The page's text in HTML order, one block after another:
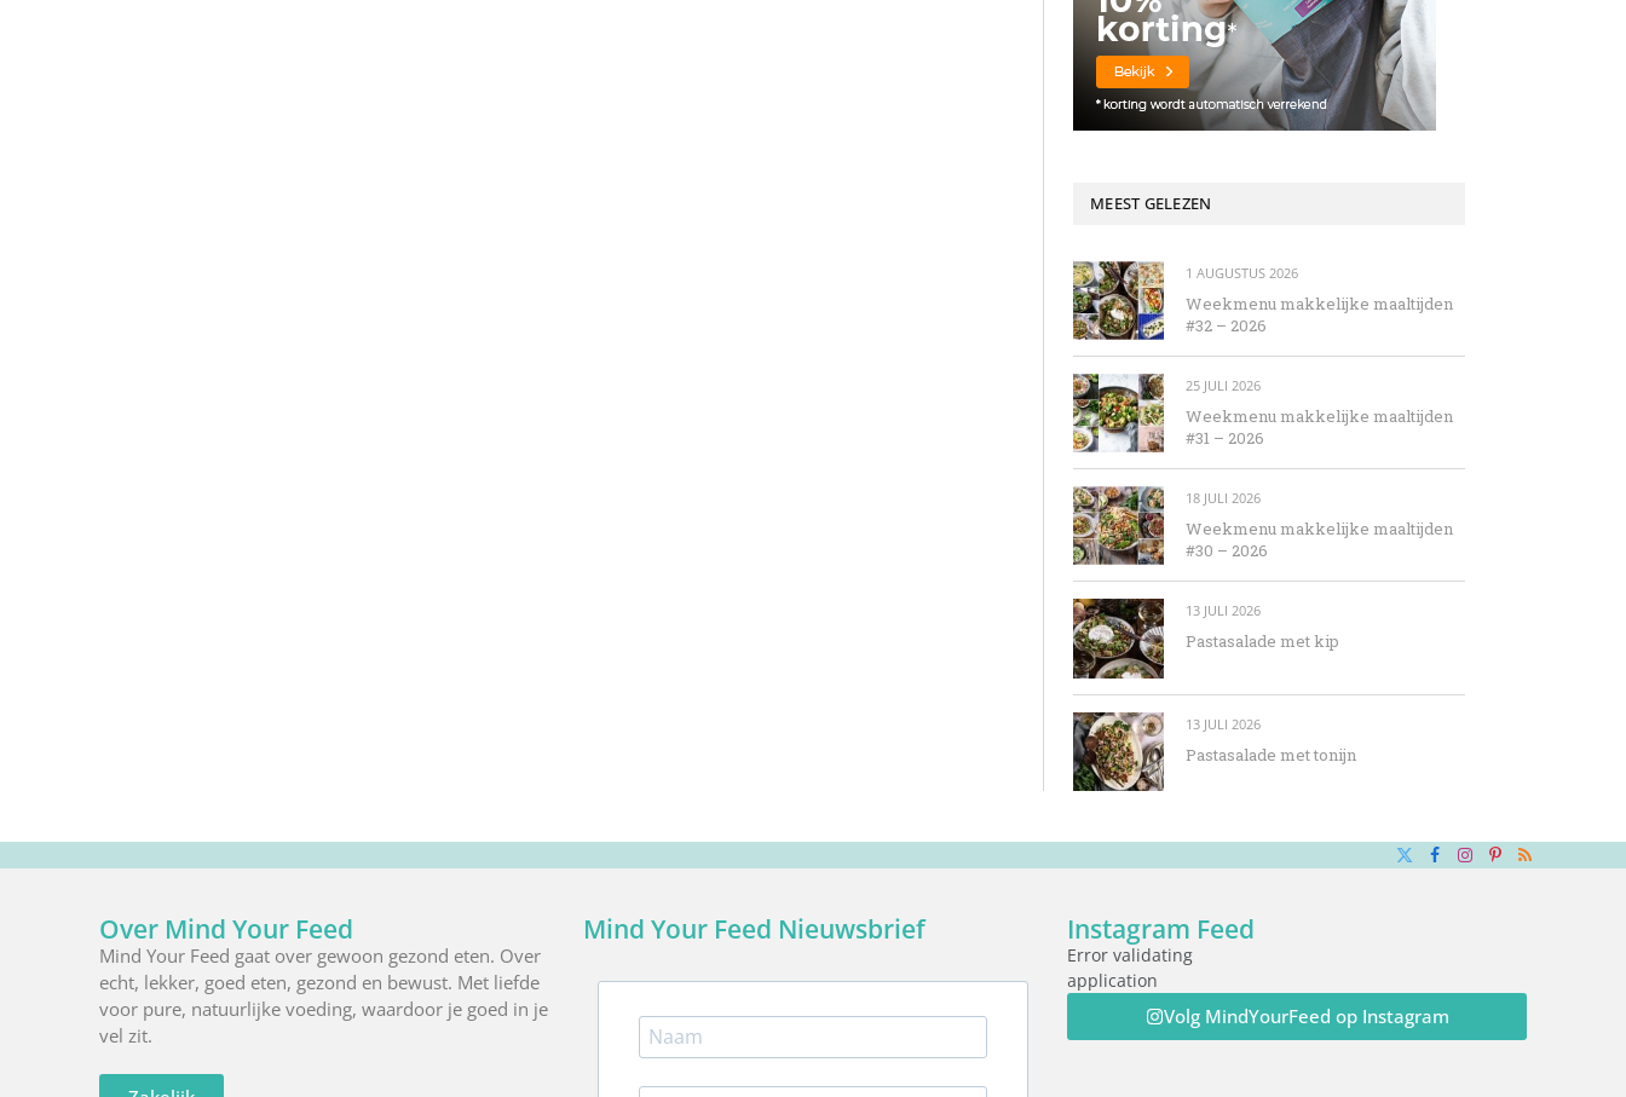
MEEST GELEZEN
1 AUGUSTUS 2026
Weekmenu makkelijke maaltijden
#32 – 2026
25 JULI 2026
Weekmenu makkelijke maaltijden
#31 – 2026
18 JULI 2026
Weekmenu makkelijke maaltijden
#30 – 2026
13 JULI 2026
Pastasalade met kip
13 JULI 2026
Pastasalade met tonijn
X
Facebook
Instagram
Pinterest
RSS
Over Mind Your Feed
Mind Your Feed gaat over gewoon gezond eten. Over
echt, lekker, goed eten, gezond en bewust. Met liefde
voor pure, natuurlijke voeding, waardoor je goed in je
vel zit.
Mind Your Feed Nieuwsbrief Instagram Feed
Error validating
application
Volg MindYourFeed op Instagram